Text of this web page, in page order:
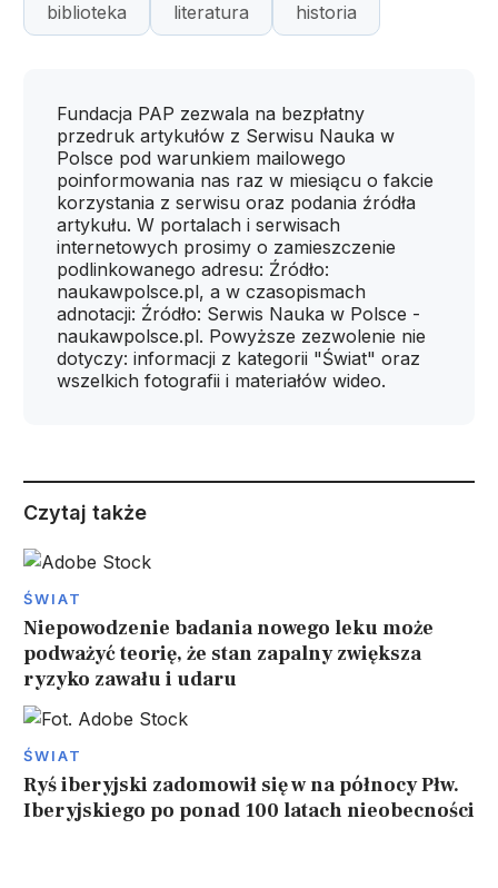
biblioteka literatura historia
Fundacja PAP zezwala na bezpłatny
przedruk artykułów z Serwisu Nauka w
Polsce pod warunkiem mailowego
poinformowania nas raz w miesiącu o fakcie
korzystania z serwisu oraz podania źródła
artykułu. W portalach i serwisach
internetowych prosimy o zamieszczenie
podlinkowanego adresu: Źródło:
naukawpolsce.pl, a w czasopismach
adnotacji: Źródło: Serwis Nauka w Polsce -
naukawpolsce.pl. Powyższe zezwolenie nie
dotyczy: informacji z kategorii "Świat" oraz
wszelkich fotografii i materiałów wideo.
Czytaj także
ŚWIAT
Niepowodzenie badania nowego leku może
podważyć teorię, że stan zapalny zwiększa
ryzyko zawału i udaru
ŚWIAT
Ryś iberyjski zadomowił się w na północy Płw.
Iberyjskiego po ponad 100 latach nieobecności